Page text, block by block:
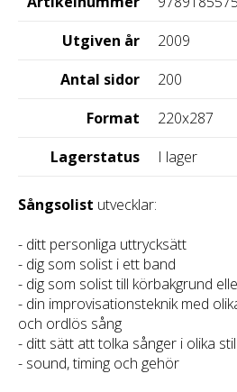
Utgiven år
2009
Antal sidor
200
Format
220x287
Lagerstatus
I lager
Sångsolist utvecklar:
- ditt personliga uttrycksätt
- dig som solist i ett band
- dig som solist till körbakgrund
- din improvisationsteknik med
och ordlös sång
- ditt sätt att tolka sånger i olika
- sound, timing och gehör